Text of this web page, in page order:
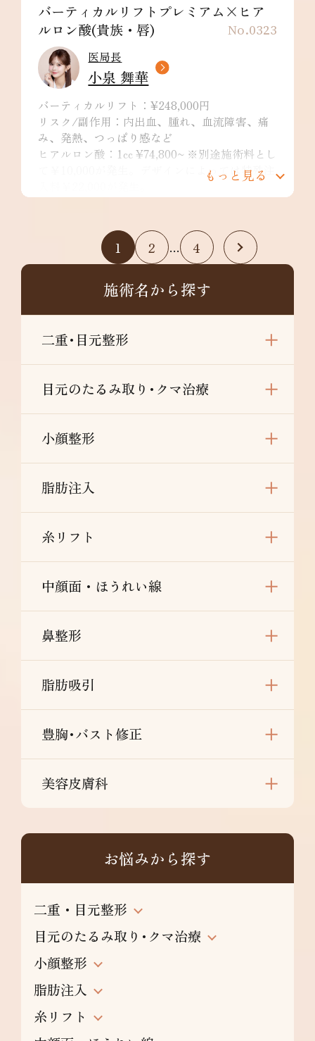
No.0323
バーティカルリフトプレミアム×ヒア
ルロン酸(貴族・唇)
医局長
小泉 舞華
バーティカルリフト：¥248,000円
リスク/副作用：内出血、腫れ、血流障害、痛
み、発熱、つっぱり感など
ヒアルロン酸：1cc ¥74,800~ ※別途施術料とし
て￥10,000が発生。デザインによっては特殊注
リスク/副作用：痛み、浮腫み、内出血、発
結、拘縮、知覚鈍麻などを生じることがありま
もっと見る
1 2 … 4
施術名から探す
二重･目元整形
目元のたるみ取り･クマ治療
小顔整形
脂肪注入
糸リフト
中顔面・ほうれい線
鼻整形
脂肪吸引
豊胸･バスト修正
美容皮膚科
お悩みから探す
二重・目元整形
目元のたるみ取り･クマ治療
小顔整形
脂肪注入
糸リフト